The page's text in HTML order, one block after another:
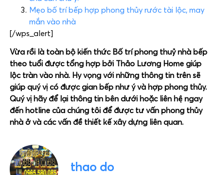
Mẹo bố trí bếp hợp phong thủy rước tài lộc, may
mắn vào nhà
[/wps_alert]
Vừa rồi là toàn bộ kiến thức Bố trí phong thuỷ nhà bếp
theo tuổi được tổng hợp bởi Thảo Lương Home giúp
lộc tràn vào nhà. Hy vọng với những thông tin trên sẽ
giúp quý vị có được gian bếp như ý và hợp phong thủy.
Quý vị hãy để lại thông tin bên dưới hoặc liên hệ ngay
đến hotline của chúng tôi để được tư vấn phong thủy
nhà ở và các vấn đề thiết kế xây dựng liên quan.
thao do